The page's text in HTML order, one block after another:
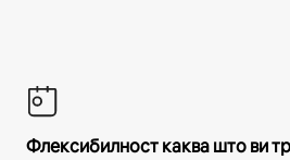
Флексибилност каква што ви